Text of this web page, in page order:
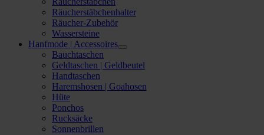
Räucherstäbchenhalter
Räucher-Zubehör
Wassersteine
Hanfmode | Accessoires
Bauchtaschen
Geldtaschen | Geldbeutel
Handtaschen
Haremshosen | Goahosen
Hüte
Ponchos
Rucksäcke
Sonnenbrillen